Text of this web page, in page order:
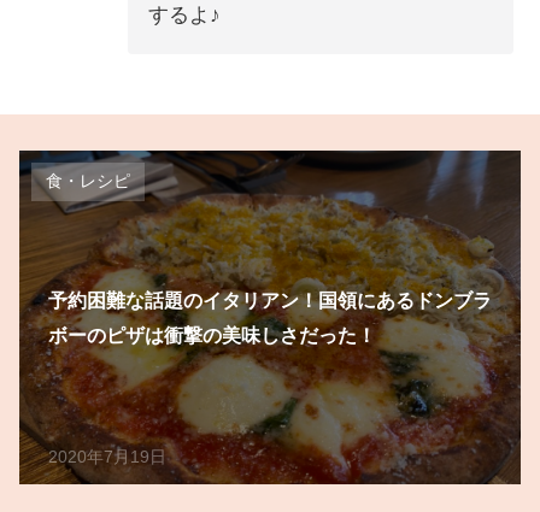
するよ♪
食・レシピ
2020年7月19日
予約困難な話題のイタリアン！国領にあるドンブラ
ボーのピザは衝撃の美味しさだった！